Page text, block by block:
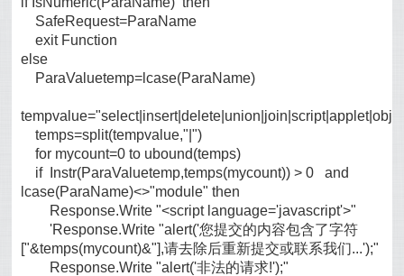
SafeRequest=ParaName
exit Function
else
ParaValuetemp=lcase(ParaName)
temps=split(tempvalue,"|")
for mycount=0 to ubound(temps)
if Instr(ParaValuetemp,temps(mycount)) > 0 and
lcase(ParaName)<>"module" then
Response.Write "<script language='javascript'>"
'Response.Write "alert('您提交的内容包含了字符
["&temps(mycount)&"],请去除后重新提交或联系我们...');"
Response.Write "alert('非法的请求!');"